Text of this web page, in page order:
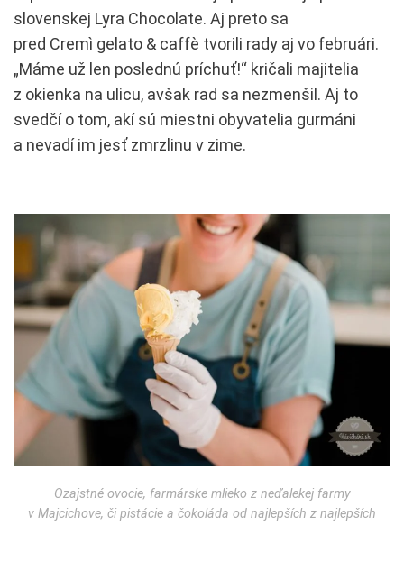
slovenskej Lyra Chocolate. Aj preto sa
pred Cremì gelato & caffè tvorili rady aj vo februári.
„Máme už len poslednú príchuť!“ kričali majitelia
z okienka na ulicu, avšak rad sa nezmenšil. Aj to
svedčí o tom, akí sú miestni obyvatelia gurmáni
a nevadí im jesť zmrzlinu v zime.
Ozajstné ovocie, farmárske mlieko z neďalekej farmy
v Majcichove, či pistácie a čokoláda od najlepších z najlepších